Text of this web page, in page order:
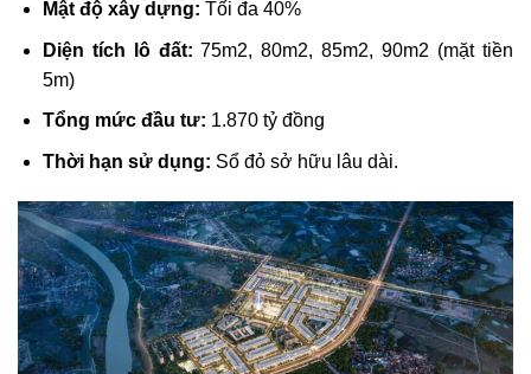
Mật độ xây dựng: Tối đa 40%
Diện tích lô đất: 75m2, 80m2, 85m2, 90m2 (mặt tiền
5m)
Tổng mức đầu tư: 1.870 tỷ đồng
Thời hạn sử dụng: Sổ đỏ sở hữu lâu dài.